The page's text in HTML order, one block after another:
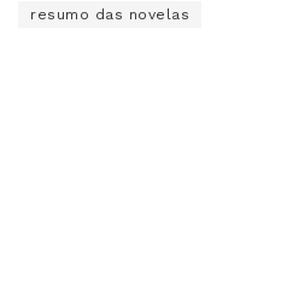
resumo das novelas